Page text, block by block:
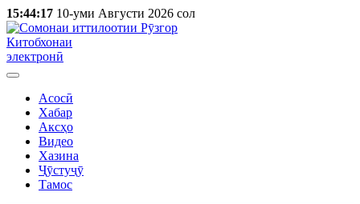
15:44:17 10-уми Августи 2026 сол
Китобхонаи
электронӣ
Асосӣ
Хабар
Аксҳо
Видео
Хазина
Ҷӯстуҷӯ
Тамос